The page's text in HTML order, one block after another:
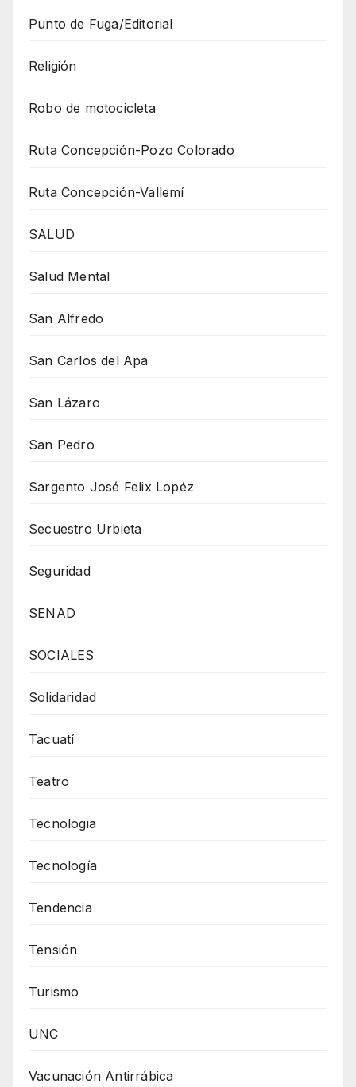
Punto de Fuga/Editorial
Religión
Robo de motocicleta
Ruta Concepción-Pozo Colorado
Ruta Concepción-Vallemí
SALUD
Salud Mental
San Alfredo
San Carlos del Apa
San Lázaro
San Pedro
Sargento José Felix Lopéz
Secuestro Urbieta
Seguridad
SENAD
SOCIALES
Solidaridad
Tacuatí
Teatro
Tecnologia
Tecnología
Tendencia
Tensión
Turismo
UNC
Vacunación Antirrábica